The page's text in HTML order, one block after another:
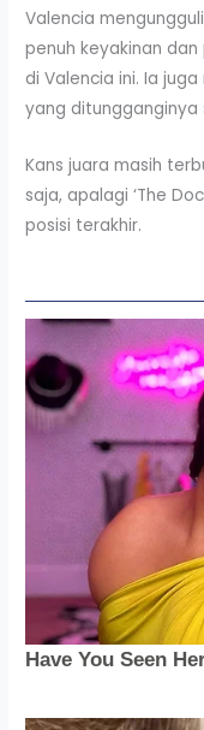
Valencia
penuh keyakinan
di Valencia ini. Ia
yang ditungganginya
Kans juara masih
saja, apalagi ‘The
posisi terakhir.